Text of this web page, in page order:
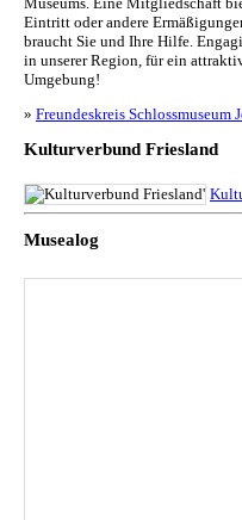
Eintritt oder andere
braucht Sie und Ihre Hilfe.
in unserer Region, für ein
Umgebung!
» Freundeskreis Schlossmuseum
Kulturverbund Friesland
Musealog